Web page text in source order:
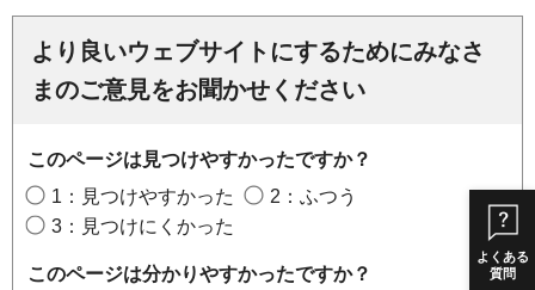
よくある
質問
より良いウェブサイトにするためにみなさ
まのご意見をお聞かせください
このページは見つけやすかったですか？
1：見つけやすかった
2：ふつう
3：見つけにくかった
このページは分かりやすかったですか？